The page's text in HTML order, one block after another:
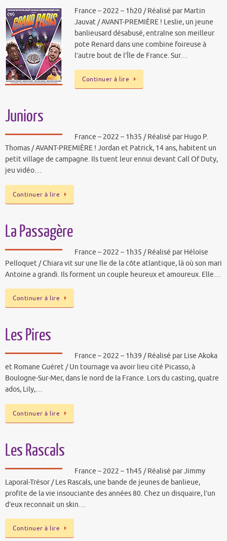
France – 2022 – 1h20 / Réalisé par Martin
Jauvat / AVANT-PREMIÈRE ! Leslie, un jeune
banlieusard désabusé, entraîne son meilleur
pote Renard dans une combine foireuse à
l’autre bout de l’Île de France. Sur…
Continuer à lire
Juniors
France – 2022 – 1h35 / Réalisé par Hugo P.
Thomas / AVANT-PREMIÈRE ! Jordan et Patrick, 14 ans, habitent un
petit village de campagne. Ils tuent leur ennui devant Call Of Duty,
jeu vidéo…
Continuer à lire
La Passagère
France – 2022 – 1h35 / Réalisé par Héloïse
Pelloquet / Chiara vit sur une île de la côte atlantique, là où son mari
Antoine a grandi. Ils forment un couple heureux et amoureux. Elle…
Continuer à lire
Les Pires
France – 2022 – 1h39 / Réalisé par Lise Akoka
et Romane Guéret / Un tournage va avoir lieu cité Picasso, à
Boulogne-Sur-Mer, dans le nord de la France. Lors du casting, quatre
ados, Lily,…
Continuer à lire
Les Rascals
France – 2022 – 1h45 / Réalisé par Jimmy
Laporal-Trésor / Les Rascals, une bande de jeunes de banlieue,
profite de la vie insouciante des années 80. Chez un disquaire, l’un
d’eux reconnait un skin…
Continuer à lire